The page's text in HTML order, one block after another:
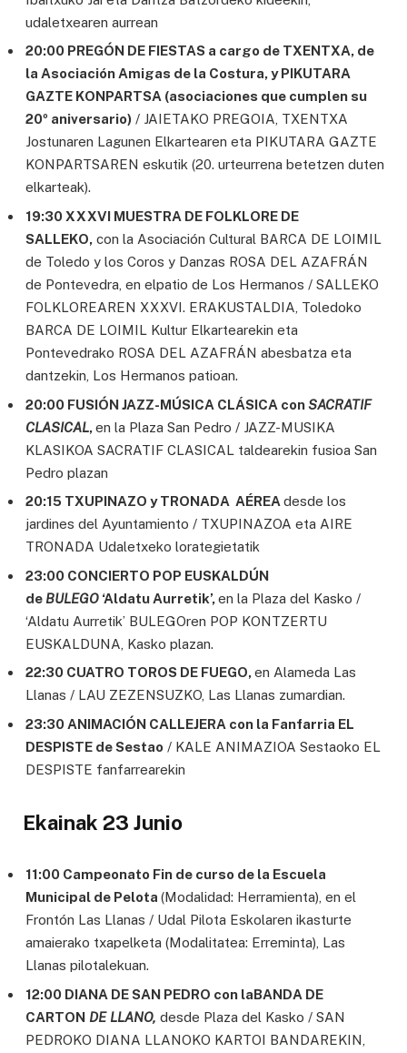
udaletxearen aurrean
20:00 PREGÓN DE FIESTAS a cargo de TXENTXA, de
la Asociación Amigas de la Costura, y PIKUTARA
GAZTE KONPARTSA (asociaciones que cumplen su
20º aniversario) / JAIETAKO PREGOIA, TXENTXA
Jostunaren Lagunen Elkartearen eta PIKUTARA GAZTE
KONPARTSAREN eskutik (20. urteurrena betetzen duten
elkarteak).
19:30 XXXVI MUESTRA DE FOLKLORE DE
SALLEKO, con la Asociación Cultural BARCA DE LOIMIL
de Toledo y los Coros y Danzas ROSA DEL AZAFRÁN
de Pontevedra, en elpatio de Los Hermanos / SALLEKO
FOLKLOREAREN XXXVI. ERAKUSTALDIA, Toledoko
BARCA DE LOIMIL Kultur Elkartearekin eta
Pontevedrako ROSA DEL AZAFRÁN abesbatza eta
dantzekin, Los Hermanos patioan.
20:00 FUSIÓN JAZZ-MÚSICA CLÁSICA conSACRATIF
CLASICAL,en la Plaza San Pedro / JAZZ-MUSIKA
KLASIKOA SACRATIF CLASICAL taldearekin fusioa San
Pedro plazan
20:15 TXUPINAZO y TRONADA AÉREA desde los
jardines del Ayuntamiento / TXUPINAZOA eta AIRE
TRONADA Udaletxeko lorategietatik
23:00 CONCIERTO POP EUSKALDÚN
de BULEGO ‘Aldatu Aurretik’,en la Plaza del Kasko /
‘Aldatu Aurretik’ BULEGOren POP KONTZERTU
EUSKALDUNA, Kasko plazan.
22:30 CUATRO TOROS DE FUEGO,en Alameda Las
Llanas / LAU ZEZENSUZKO, Las Llanas zumardian.
23:30 ANIMACIÓN CALLEJERA con la Fanfarria EL
DESPISTE de Sestao / KALE ANIMAZIOA Sestaoko EL
DESPISTE fanfarrearekin
Ekainak 23 Junio
11:00 Campeonato Fin de curso de la Escuela
Municipal de Pelota (Modalidad: Herramienta), en el
Frontón Las Llanas / Udal Pilota Eskolaren ikasturte
amaierako txapelketa (Modalitatea: Erreminta), Las
Llanas pilotalekuan.
12:00 DIANA DE SAN PEDRO con laBANDA DE
CARTON DE LLANO, desde Plaza del Kasko / SAN
PEDROKO DIANA LLANOKO KARTOI BANDAREKIN,